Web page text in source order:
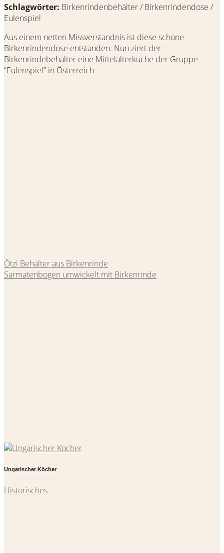
Schlagwörter: Birkenrindenbehälter / Birkenrindendose /
Eulenspiel
Aus einem netten Missverständnis ist diese schöne
Birkenrindendose entstanden. Nun ziert der
Birkenrindebehälter eine Mittelalterküche der Gruppe
“Eulenspiel” in Österreich
Ötzi Behälter aus Birkenrinde
Sarmatenbogen umwickelt mit Birkenrinde
Ungarischer Köcher
Historisches